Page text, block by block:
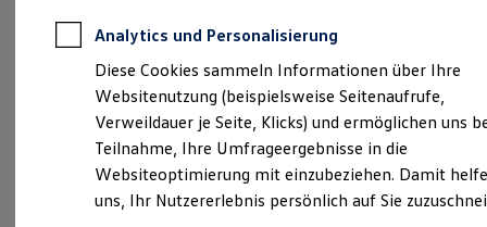
Autokredit mit Schlussrate
Versicherungen und Garantien
Kfz-Versicherung
Restschuldversicherungen
Garantien
Wartungsverträge
Geschäftskunden
Professional Class bei Volkswagen
Großkunden
Behörden
Analytics und Personalisierung
Diese Cookies sammeln Informationen über Ihre
Websitenutzung (beispielsweise Seitenaufrufe,
Verweildauer je Seite, Klicks) und ermöglichen uns
Teilnahme, Ihre Umfrageergebnisse in die
Websiteoptimierung mit einzubeziehen. Damit
uns, Ihr Nutzererlebnis persönlich auf Sie